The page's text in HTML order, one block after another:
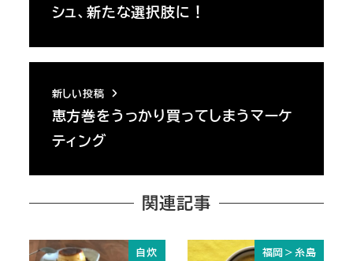
シュ、新たな選択肢に！
新しい投稿
恵方巻をうっかり買ってしまうマーケ
ティング
関連記事
自炊 福岡＞糸島